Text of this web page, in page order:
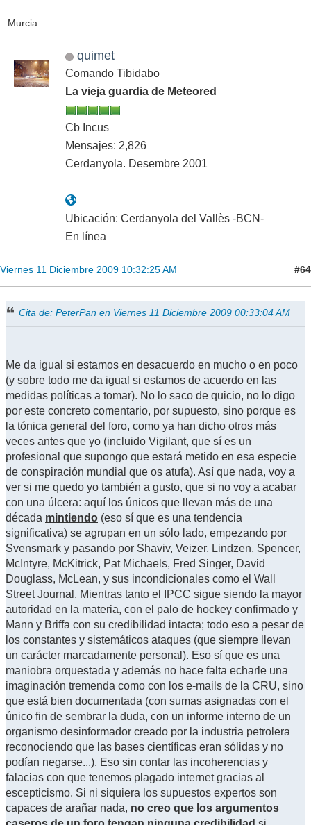
Murcia
quimet
Comando Tibidabo
La vieja guardia de Meteored
Cb Incus
Mensajes: 2,826
Cerdanyola. Desembre 2001
Ubicación: Cerdanyola del Vallès -BCN-
En línea
Viernes 11 Diciembre 2009 10:32:25 AM #64
Cita de: PeterPan en Viernes 11 Diciembre 2009 00:33:04 AM
Me da igual si estamos en desacuerdo en mucho o en poco
(y sobre todo me da igual si estamos de acuerdo en las
medidas políticas a tomar). No lo saco de quicio, no lo digo
por este concreto comentario, por supuesto, sino porque es
la tónica general del foro, como ya han dicho otros más
veces antes que yo (incluido Vigilant, que sí es un
profesional que supongo que estará metido en esa especie
de conspiración mundial que os atufa). Así que nada, voy a
ver si me quedo yo también a gusto, que si no voy a acabar
con una úlcera: aquí los únicos que llevan más de una
década mintiendo (eso sí que es una tendencia
significativa) se agrupan en un sólo lado, empezando por
Svensmark y pasando por Shaviv, Veizer, Lindzen, Spencer,
McIntyre, McKitrick, Pat Michaels, Fred Singer, David
Douglass, McLean, y sus incondicionales como el Wall
Street Journal. Mientras tanto el IPCC sigue siendo la mayor
autoridad en la materia, con el palo de hockey confirmado y
Mann y Briffa con su credibilidad intacta; todo eso a pesar de
los constantes y sistemáticos ataques (que siempre llevan
un carácter marcadamente personal). Eso sí que es una
maniobra orquestada y además no hace falta echarle una
imaginación tremenda como con los e-mails de la CRU, sino
que está bien documentada (con sumas asignadas con el
único fin de sembrar la duda, con un informe interno de un
organismo desinformador creado por la industria petrolera
reconociendo que las bases científicas eran sólidas y no
podían negarse...). Eso sin contar las incoherencias y
falacias con que tenemos plagado internet gracias al
escepticismo. Si ni siquiera los supuestos expertos son
capaces de arañar nada, no creo que los argumentos